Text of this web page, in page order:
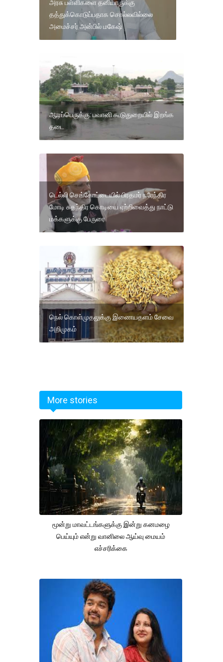
அரசு பள்ளிகளை தனியாருக்கு
தத்துக்கொடுப்பதாக சொல்லவில்லை
அமைச்சர் அன்பில் மகேஷ்
ஆடிப்பெருக்கு: பவானி கூடுதுறையில் இறங்க
தடை
டெல்லி செங்கோட்டையில் பிரதமர் நரேந்திர
மோடி சுதந்திர கொடியை ஏற்றிவைத்து நாட்டு
மக்களுக்கு பேருரை
நெல் கொள்முதலுக்கு இணையதளம் சேவை
அறிமுகம்
More stories
மூன்று மாவட்டங்களுக்கு இன்று கனமழை
பெய்யும் என்று வானிலை ஆய்வு மையம்
எச்சரிக்கை